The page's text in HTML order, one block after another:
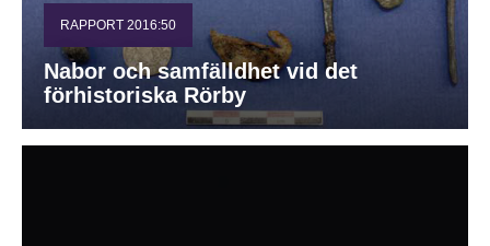
RAPPORT 2016:50
Nabor och samfälldhet vid det
förhistoriska Rörby